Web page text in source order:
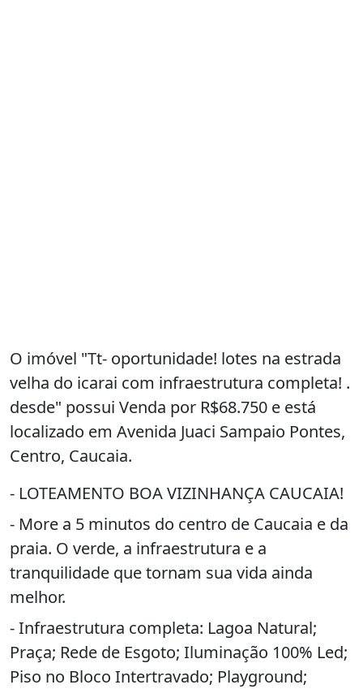
O imóvel "Tt- oportunidade! lotes na estrada
velha do icarai com infraestrutura completa! .
desde" possui Venda por R$68.750 e está
localizado em Avenida Juaci Sampaio Pontes,
Centro, Caucaia.
- LOTEAMENTO BOA VIZINHANÇA CAUCAIA!
- More a 5 minutos do centro de Caucaia e da
praia. O verde, a infraestrutura e a
tranquilidade que tornam sua vida ainda
melhor.
- Infraestrutura completa: Lagoa Natural;
Praça; Rede de Esgoto; Iluminação 100% Led;
Piso no Bloco Intertravado; Playground;